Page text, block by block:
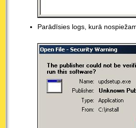
Parādīsies logs, kurā